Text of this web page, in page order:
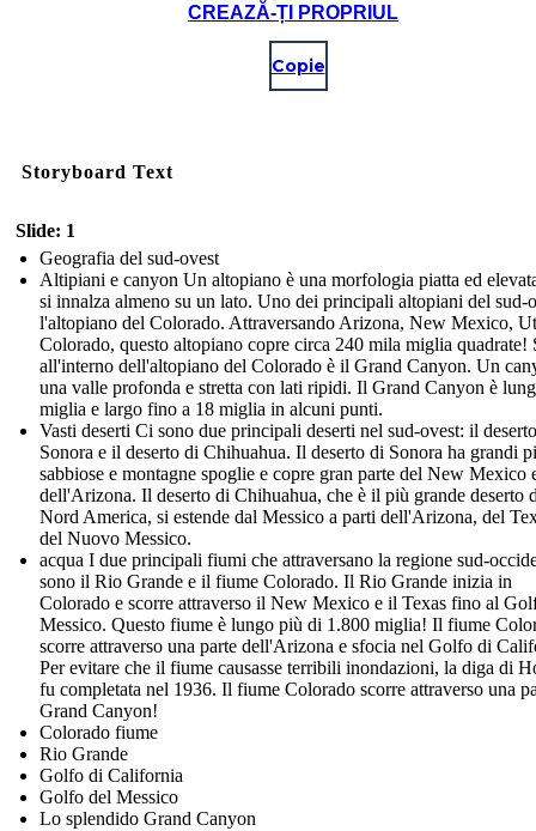
CREAZĂ-ȚI PROPRIUL
Copie
Storyboard Text
Slide: 1
Geografia del sud-ovest
Altipiani e canyon Un altopiano è una morfologia piatta ed
si innalza almeno su un lato. Uno dei principali altopiani del sud-
l'altopiano del Colorado. Attraversando Arizona, New Mexico,
Colorado, questo altopiano copre circa 240 mila miglia quadrate!
all'interno dell'altopiano del Colorado è il Grand Canyon. Un
una valle profonda e stretta con lati ripidi. Il Grand Canyon è
miglia e largo fino a 18 miglia in alcuni punti.
Vasti deserti Ci sono due principali deserti nel sud-ovest: il
Sonora e il deserto di Chihuahua. Il deserto di Sonora ha grandi
sabbiose e montagne spoglie e copre gran parte del New Mexico
dell'Arizona. Il deserto di Chihuahua, che è il più grande deserto
Nord America, si estende dal Messico a parti dell'Arizona, del
del Nuovo Messico.
acqua I due principali fiumi che attraversano la regione sud-
sono il Rio Grande e il fiume Colorado. Il Rio Grande inizia in
Colorado e scorre attraverso il New Mexico e il Texas fino al
Messico. Questo fiume è lungo più di 1.800 miglia! Il fiume
scorre attraverso una parte dell'Arizona e sfocia nel Golfo di
Per evitare che il fiume causasse terribili inondazioni, la diga di
fu completata nel 1936. Il fiume Colorado scorre attraverso una
Grand Canyon!
Colorado fiume
Rio Grande
Golfo di California
Golfo del Messico
Lo splendido Grand Canyon